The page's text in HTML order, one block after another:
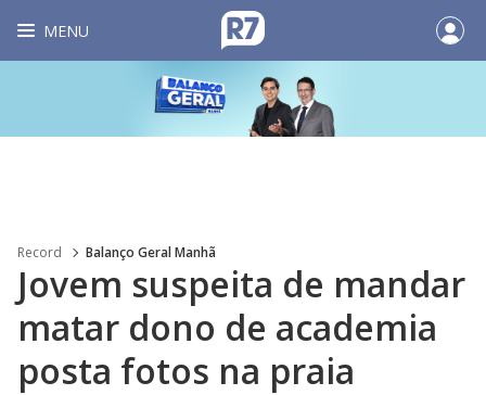
MENU
Record Balanço Geral Manhã
Jovem suspeita de mandar
matar dono de academia
posta fotos na praia